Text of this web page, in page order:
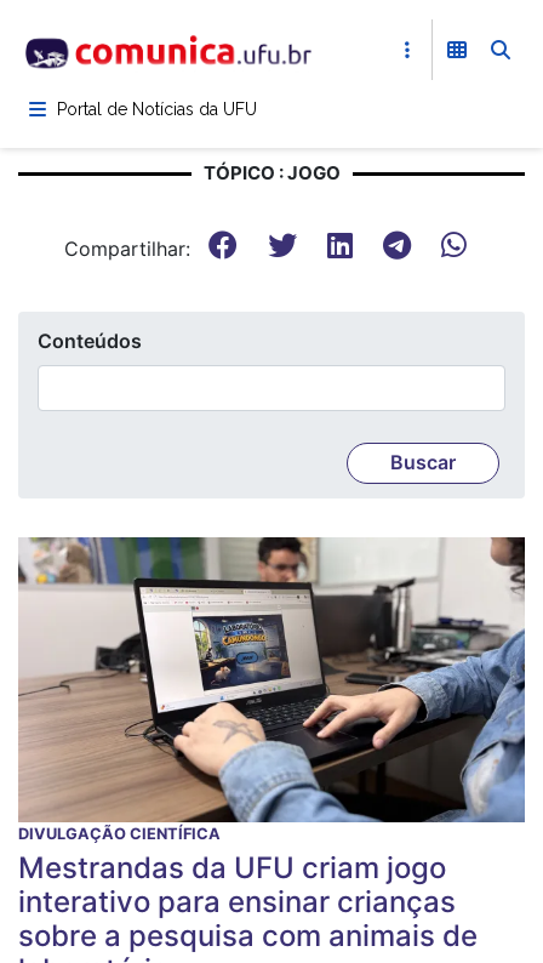
para
conteúdoPortal de Notícias da UFU
TÓPICO : JOGO
Compartilhar:
Conteúdos
DIVULGAÇÃO CIENTÍFICA
Mestrandas da UFU criam jogo
interativo para ensinar crianças
sobre a pesquisa com animais de